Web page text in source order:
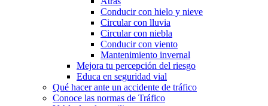
Conducir con hielo y nieve
Circular con lluvia
Circular con niebla
Conducir con viento
Mantenimiento invernal
Mejora tu percepción del riesgo
Educa en seguridad vial
Qué hacer ante un accidente de tráfico
Conoce las normas de Tráfico